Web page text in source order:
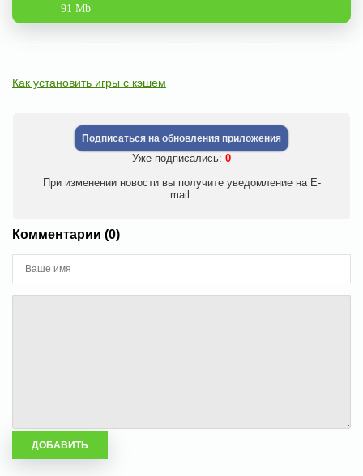
91 Mb
Как установить игры с кэшем
Подписаться на обновления приложения
Уже подписались: 0
При изменении новости вы получите уведомление на E-
mail.
Комментарии (0)